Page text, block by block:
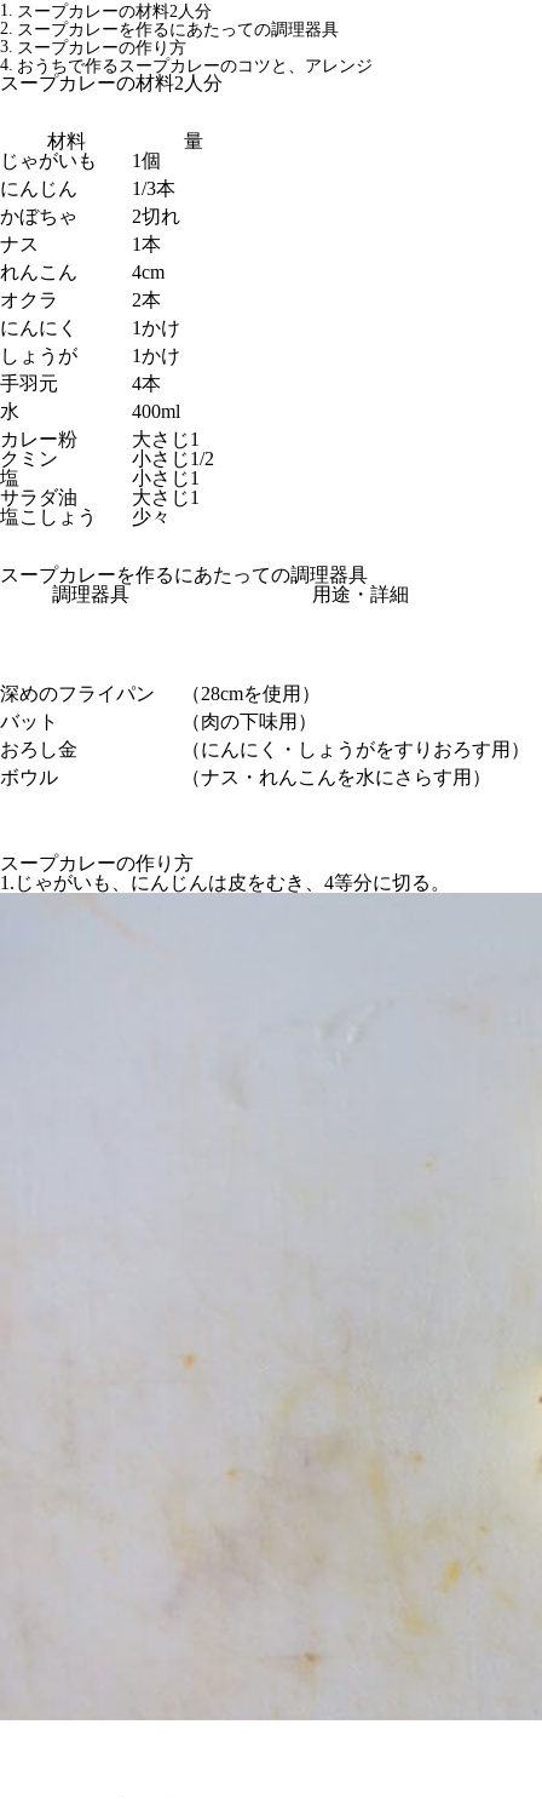
スープカレーの材料2人分
スープカレーを作るにあたっての調理器具
スープカレーの作り方
おうちで作るスープカレーのコツと、アレンジ
スープカレーの材料2人分
材料
量
じゃがいも
1個
にんじん
1/3本
かぼちゃ
2切れ
ナス
1本
れんこん
4cm
オクラ
2本
にんにく
1かけ
しょうが
1かけ
手羽元
4本
水
400ml
カレー粉
大さじ1
クミン
小さじ1/2
塩
小さじ1
サラダ油
大さじ1
塩こしょう
少々
スープカレーを作るにあたっての調理器具
調理器具
用途・詳細
深めのフライパン
（28cmを使用）
バット
（肉の下味用）
おろし金
（にんにく・しょうがをすりおろす用）
ボウル
（ナス・れんこんを水にさらす用）
スープカレーの作り方
1.じゃがいも、にんじんは皮をむき、4等分に切る。